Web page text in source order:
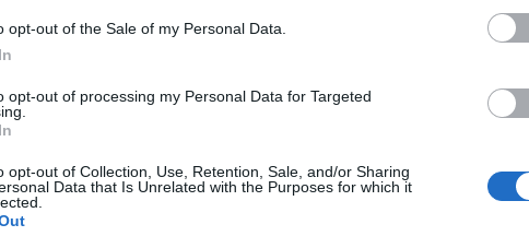
opt-out of the Sale of my Personal Data.
opt-out of processing my Personal Data for Targeted
opt-out of Collection, Use, Retention, Sale, and/or Sharing
Data that Is Unrelated with the Purposes for which it
αρχικά από το ΠΑΣΟΚ και, τώρα, από την
και υποτίμησαν την απόσταση από το
προς τα κάτω και όχι (και) προς τα
πάνω.
ιδρυματισμού εξουσίας και τα
αφηγήματος πολιτικής κυριαρχίας που ναι